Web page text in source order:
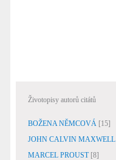
Životopisy autorů citátů
BOŽENA NĚMCOVÁ [15]
JOHN CALVIN MAXWELL
MARCEL PROUST [8]